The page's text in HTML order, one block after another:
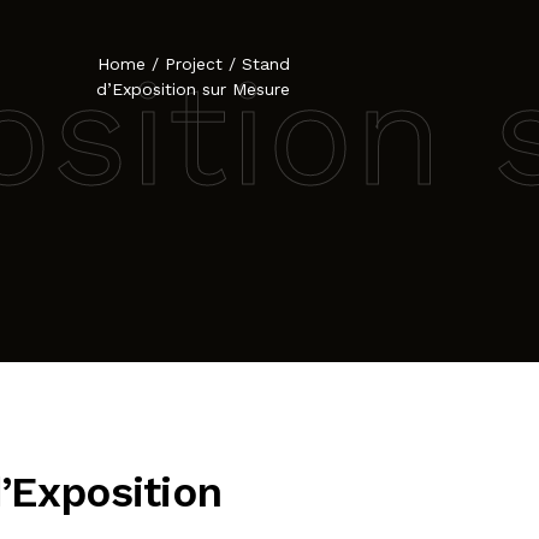
Home / Project / Stand
d’Exposition sur Mesure